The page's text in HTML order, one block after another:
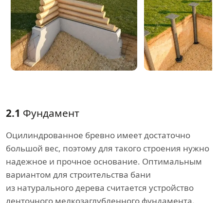
2.1 Фундамент
Оцилиндрованное бревно имеет достаточно
большой вес, поэтому для такого строения нужно
надежное и прочное основание. Оптимальным
вариантом для строительства бани
из натурального дерева считается устройство